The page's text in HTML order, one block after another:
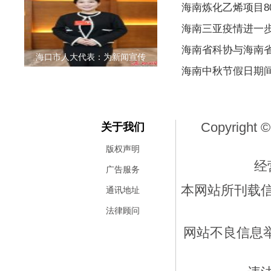
海口市人大代表：为新闻宣传
海南炼化乙烯项目
海南三亚疫情进一
海南省科协与海南
海南中秋节假日期
关于我们
版权声明
广告服务
通讯地址
法律顾问
Copyright
经
本网站所刊载
网站不良信息